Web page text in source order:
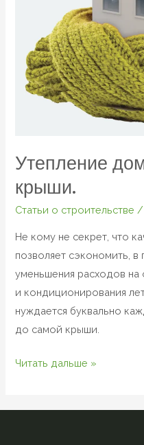
Утепление
крыши.
Статьи о строительстве /
Не кому не секрет, что
позволяет сэкономить,
уменьшения расходов
и кондиционирования
нуждается буквально
до самой крыши.
Читать дальше »